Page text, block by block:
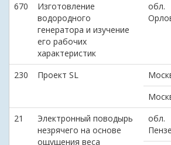
670
Изготовление
водородного
генератора и изучение
его рабочих
характеристик
обл.
230 Проект SL
21
Электронный поводырь
незрячего на основе
ощущения веса
обл.